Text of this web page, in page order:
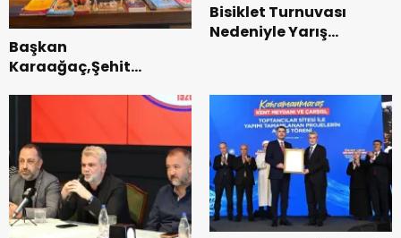
Başkan
Karaağaç,Şehit
Bisiklet Turnuvası
Nedeniyle Yarış
Gidilecek!.